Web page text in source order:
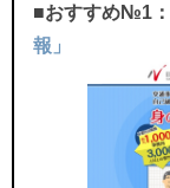
■おすすめ№1：
報」